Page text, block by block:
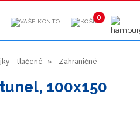
- tlačené Zahraničné
100x150
0